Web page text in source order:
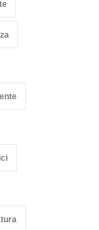
2014